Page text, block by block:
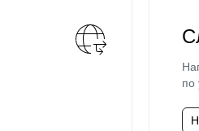
по